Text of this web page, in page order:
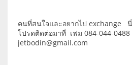
คนที่สนใจและอยากไป exchange
โปรดติดต่อมาที่ เฟม 084-044-0488
jetbodin@gmail.com